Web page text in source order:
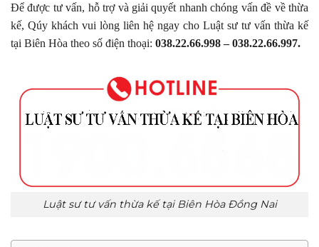
Để được tư vấn, hỗ trợ và giải quyết nhanh chóng vấn đề về thừa
kế, Qúy khách vui lòng liên hệ ngay cho Luật sư tư vấn thừa kế
tại Biên Hòa theo số điện thoại: 038.22.66.998 – 038.22.66.997.
Luật sư tư vấn thừa kế tại Biên Hòa Đồng Nai